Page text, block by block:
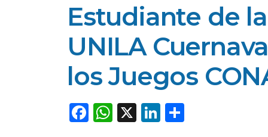
Estudiante de
UNILA
los Juegos
F
W X
Li